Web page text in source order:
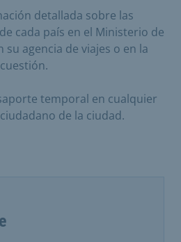
detallada sobre las
cada país en el Ministerio de
agencia de viajes o en la
temporal en cualquier
de la ciudad.